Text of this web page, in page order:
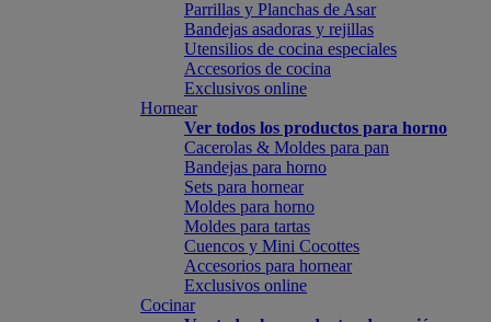
Parrillas y Planchas de Asar
Bandejas asadoras y rejillas
Utensilios de cocina especiales
Accesorios de cocina
Exclusivos online
Hornear
Ver todos los productos para horno
Cacerolas & Moldes para pan
Bandejas para horno
Sets para hornear
Moldes para horno
Moldes para tartas
Cuencos y Mini Cocottes
Accesorios para hornear
Exclusivos online
Cocinar